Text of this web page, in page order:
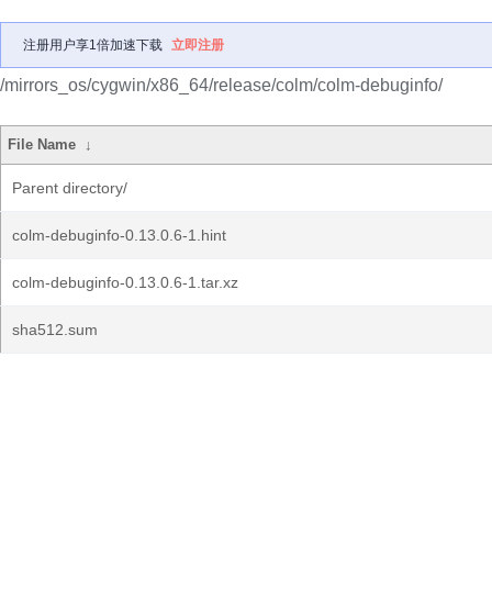
注册用户享1倍加速下载 立即注册
/mirrors_os/cygwin/x86_64/release/colm/colm-debuginfo/
File Name ↓
Parent directory/
colm-debuginfo-0.13.0.6-1.hint
colm-debuginfo-0.13.0.6-1.tar.xz
sha512.sum